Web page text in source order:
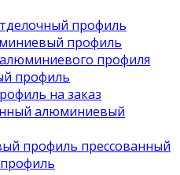
профиль
профиль
профиля
профиль
на заказ
алюминиевый
профиль прессованный